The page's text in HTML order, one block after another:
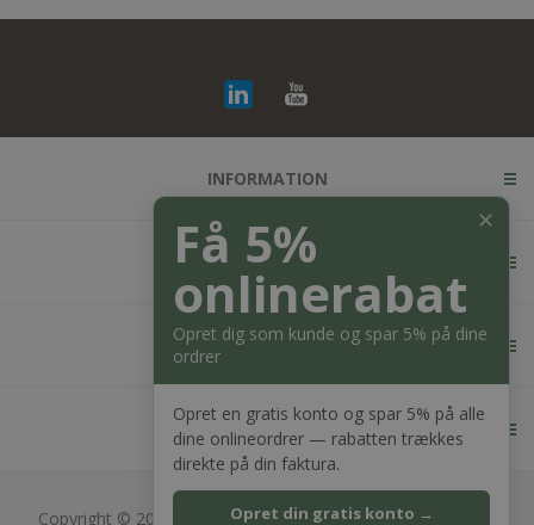
INFORMATION
KUNDESERVICE
MIN KONTO
KONTAKT OS
Copyright © 2026 Bagger Nielsen webshop. Alle rettigheder
✕
Få 5%
onlinerabat
Opret dig som kunde og spar 5% på dine
ordrer
Opret en gratis konto og spar 5% på alle
dine onlineordrer — rabatten trækkes
direkte på din faktura.
Opret din gratis konto →